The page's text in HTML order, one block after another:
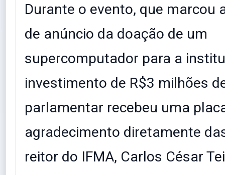
​Durante o evento, que marcou
de anúncio da doação de um
supercomputador para a
investimento de R$3 milhões
parlamentar recebeu uma
agradecimento diretamente
reitor do IFMA, Carlos César